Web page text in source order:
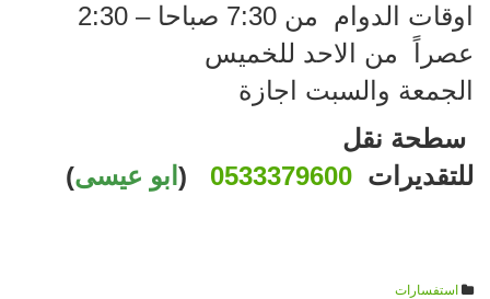
اوقات الدوام من 7:30 صباحا – 2:30
عصراً من الاحد للخميس
الجمعة والسبت اجازة
سطحة نقل
للتقديرات 0533379600
( ابو عيسى)
استفسارات